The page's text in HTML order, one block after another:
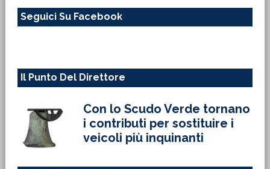
sito
Seguici Su Facebook
Il Punto Del Direttore
Con lo Scudo Verde tornano
i contributi per sostituire i
veicoli più inquinanti